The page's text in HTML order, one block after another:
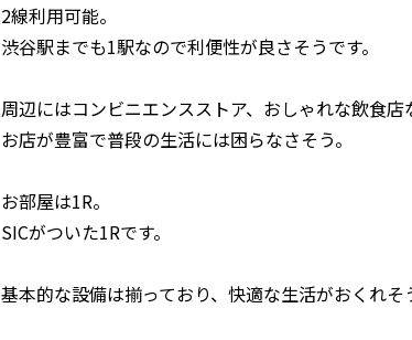
2線利用可能。
渋谷駅までも1駅なので利便性が良さそうです。
周辺にはコンビニエンスストア、おしゃれな飲食店
お店が豊富で普段の生活には困らなさそう。
お部屋は1R。
SICがついた1Rです。
基本的な設備は揃っており、快適な生活がおくれそ